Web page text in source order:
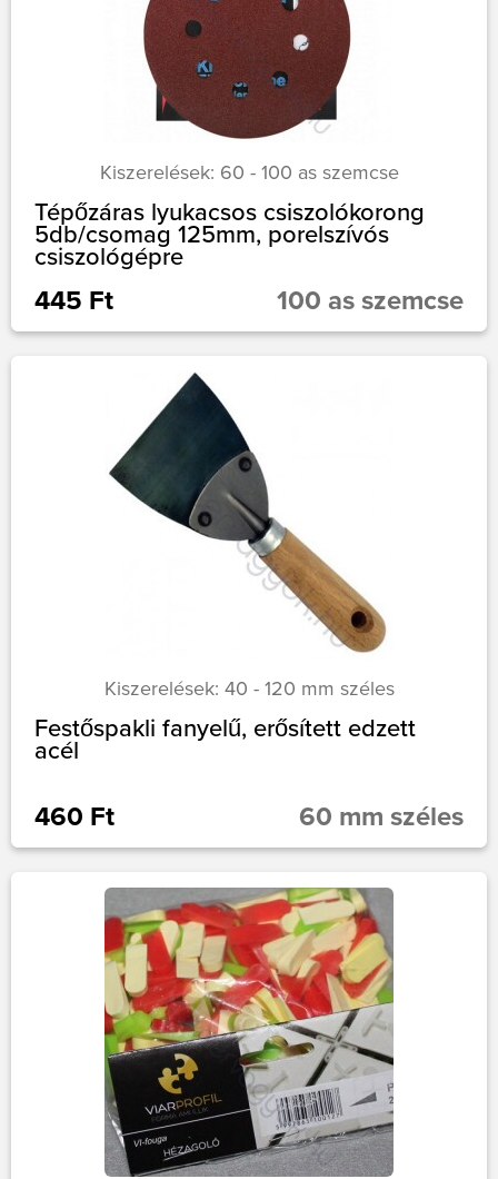
Kiszerelések: 60 - 100 as szemcse
Tépőzáras lyukacsos csiszolókorong
5db/csomag 125mm, porelszívós
csiszológépre
445 Ft 100 as szemcse
Kiszerelések: 40 - 120 mm széles
Festőspakli fanyelű, erősített edzett
acél
460 Ft 60 mm széles